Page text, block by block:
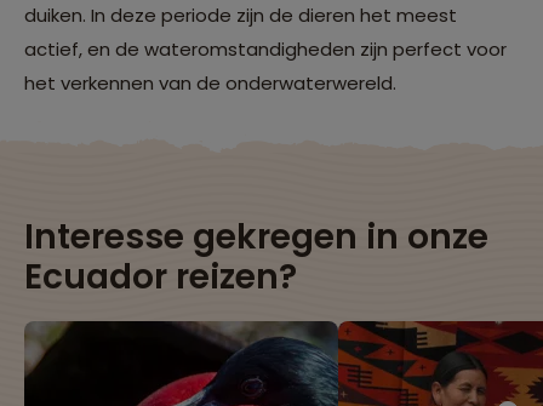
duiken. In deze periode zijn de dieren het meest
actief, en de wateromstandigheden zijn perfect voor
het verkennen van de onderwaterwereld.
Interesse gekregen in onze
Ecuador reizen?